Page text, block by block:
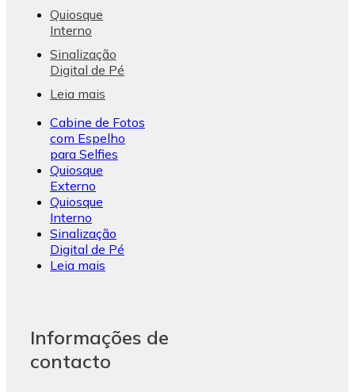
Quiosque
Interno
Sinalização
Digital de Pé
Leia mais
Cabine de Fotos
com Espelho
para Selfies
Quiosque
Externo
Quiosque
Interno
Sinalização
Digital de Pé
Leia mais
Informações de
contacto